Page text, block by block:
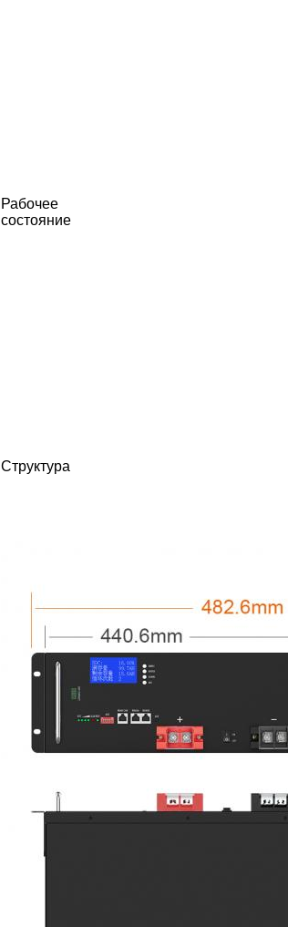
Рабочее
состояние
Структура